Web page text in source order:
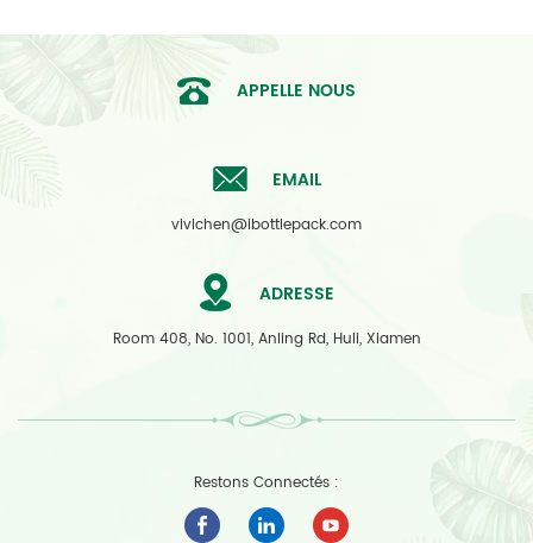
APPELLE NOUS
EMAIL
vivichen@ibottlepack.com
ADRESSE
Room 408, No. 1001, Anling Rd, Huli, Xiamen
Restons Connectés :